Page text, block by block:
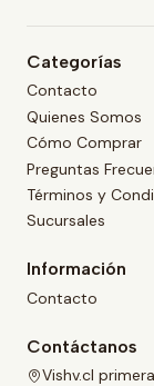
Categorías
Contacto
Quienes Somos
Cómo Comprar
Preguntas
Términos y
Sucursales
Información
Contacto
Contáctanos
Vishv.cl